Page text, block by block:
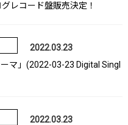
レコード盤販売決定！
2022.03.23
ーマ」(2022-03-23 Digital Singl
2022.03.23